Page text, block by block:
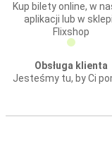
Kup bilety online, w
aplikacji lub w
Flixshop
Obsługa klienta
Jesteśmy tu, by Ci